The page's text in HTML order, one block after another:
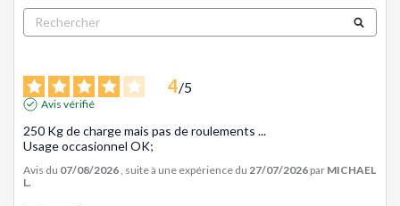
4/5
Avis vérifié
250 Kg de charge mais pas de roulements ...
Usage occasionnel OK;
Avis du 07/08/2026 , suite à une expérience du 27/07/2026 par MICHAEL
L.